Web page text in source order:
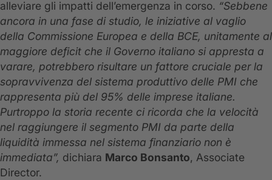
alleviare gli impatti dell’emergenza in corso. “Sebbene
ancora in una fase di studio, le iniziative al vaglio
della Commissione Europea e della BCE, unitamente al
maggiore deficit che il Governo italiano si appresta a
varare, potrebbero risultare un fattore cruciale per la
sopravvivenza del sistema produttivo delle PMI che
rappresenta più del 95% delle imprese italiane.
Purtroppo la storia recente ci ricorda che la velocità
nel raggiungere il segmento PMI da parte della
liquidità immessa nel sistema finanziario non è
immediata”, dichiara Marco Bonsanto, Associate
Director.